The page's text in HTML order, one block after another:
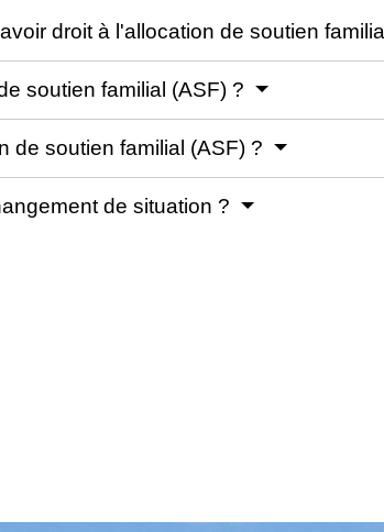
droit à l'allocation de soutien
soutien familial (ASF) ?
de soutien familial (ASF) ?
de situation ?